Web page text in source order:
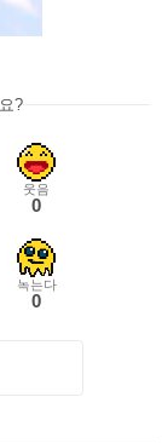
?
웃음
0
녹는다
0